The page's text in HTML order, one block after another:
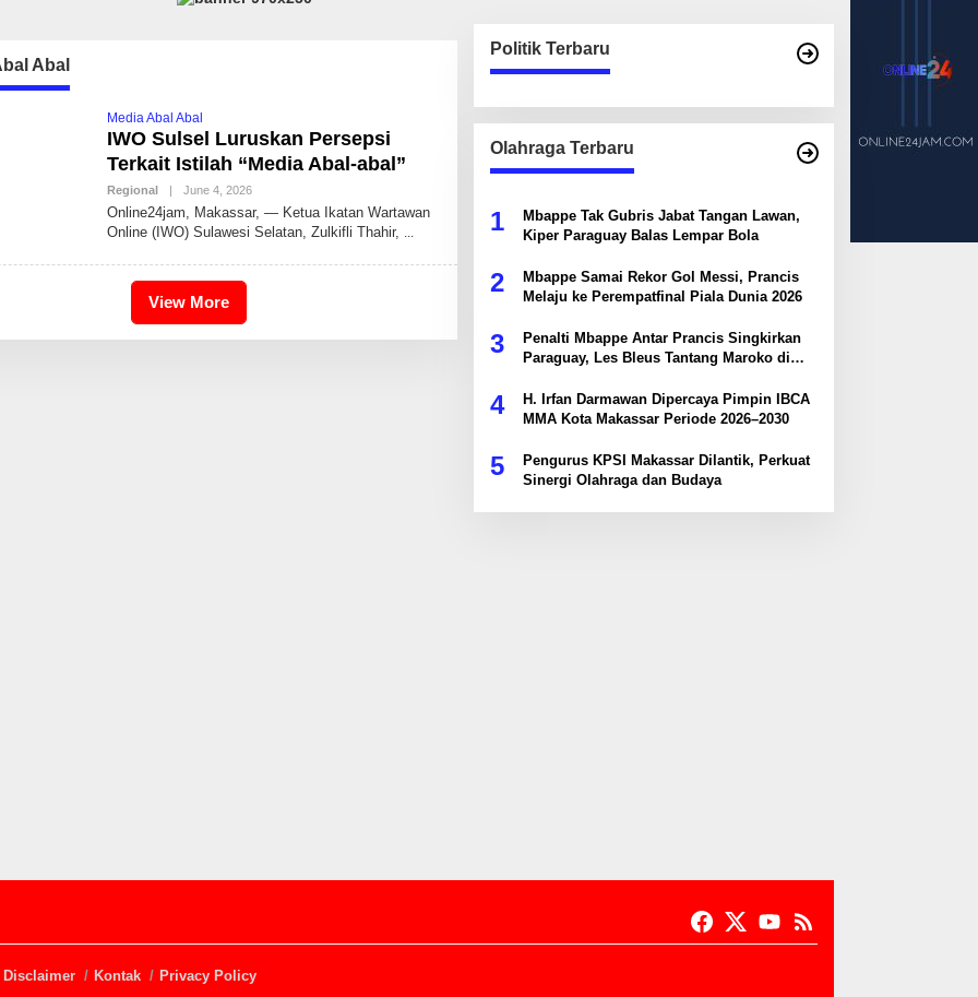
Abal
Media Abal Abal
IWO Sulsel Luruskan Persepsi
Terkait Istilah “Media Abal-abal”
Regional June 4, 2026B
I
D
I
Online24jam, Makassar, — Ketua Ikatan Wartawan
Online (IWO) Sulawesi Selatan, Zulkifli Thahir,
View More
Politik Terbaru
Olahraga Terbaru
1
Mbappe Tak Gubris Jabat Tangan Lawan,
Kiper Paraguay Balas Lempar Bola
2
Mbappe Samai Rekor Gol Messi, Prancis
Melaju ke Perempatfinal Piala Dunia 2026
3
Penalti Mbappe Antar Prancis Singkirkan
Paraguay, Les Bleus Tantang Maroko di
4
H. Irfan Darmawan Dipercaya Pimpin IBCA
MMA Kota Makassar Periode 2026–2030
5
Pengurus KPSI Makassar Dilantik, Perkuat
Sinergi Olahraga dan Budaya
Disclaimer Kontak Privacy Policy